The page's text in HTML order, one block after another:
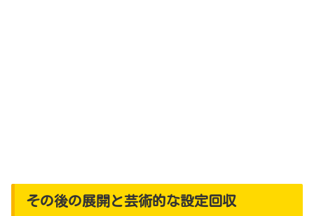
その後の展開と芸術的な設定回収